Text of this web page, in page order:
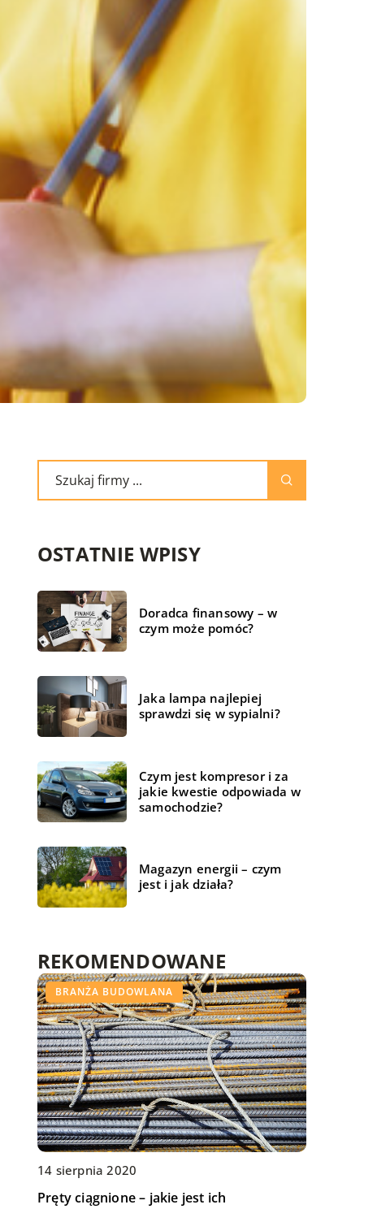
OSTATNIE WPISY
Doradca finansowy – w
czym może pomóc?
Jaka lampa najlepiej
sprawdzi się w sypialni?
Czym jest kompresor i za
jakie kwestie odpowiada w
samochodzie?
Magazyn energii – czym
jest i jak działa?
REKOMENDOWANE
BEZ KATEGORII
10 kwietnia 2022
Szamba plastikowe – dlaczego warto w nie
BRANŻA BUDOWLANA
14 sierpnia 2020
Pręty ciągnione – jakie jest ich
FORMA I ZDROWIE
29 lipca 2018
Peruki naturalne – czyli jakie?